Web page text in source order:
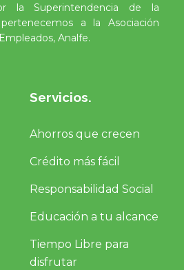
la Superintendencia de la
a la Asociación
Analfe.
Servicios.
Ahorros que crecen
Crédito más fácil
Responsabilidad Social
Educación a tu alcance
Tiempo Libre para
disfrutar